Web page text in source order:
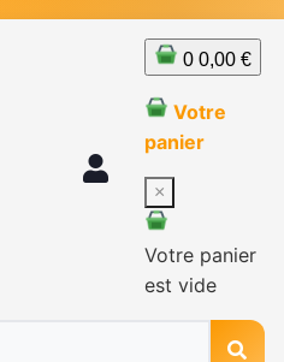
0 0,00 €
Votre
panier
×
Votre panier
est vide